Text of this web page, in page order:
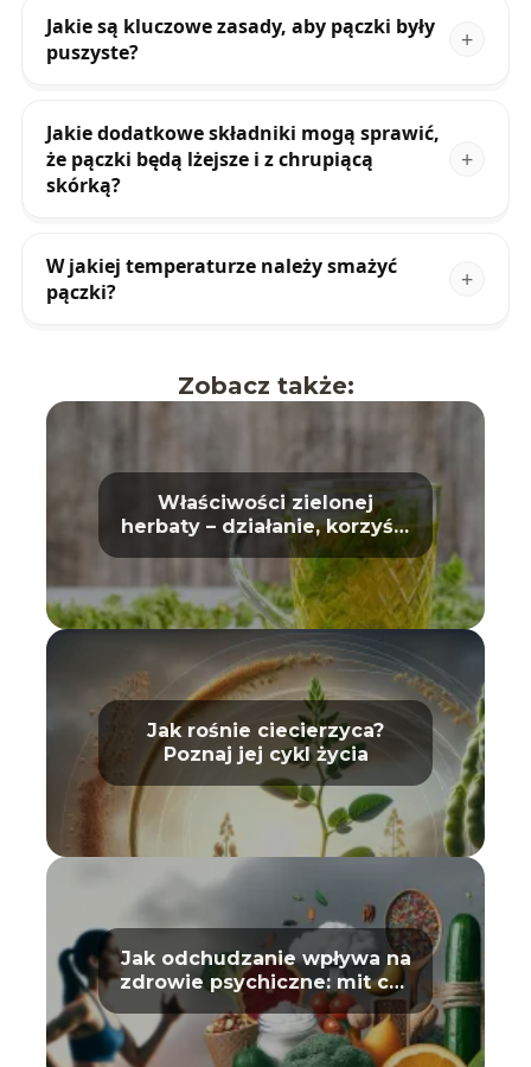
Jakie są kluczowe zasady, aby pączki były
puszyste?
Jakie dodatkowe składniki mogą sprawić,
że pączki będą lżejsze i z chrupiącą
skórką?
W jakiej temperaturze należy smażyć
pączki?
Zobacz także:
Właściwości zielonej
herbaty – działanie, korzyści
i wpływ na zdrowie
Jak rośnie ciecierzyca?
Poznaj jej cykl życia
Jak odchudzanie wpływa na
zdrowie psychiczne: mit czy
prawda?